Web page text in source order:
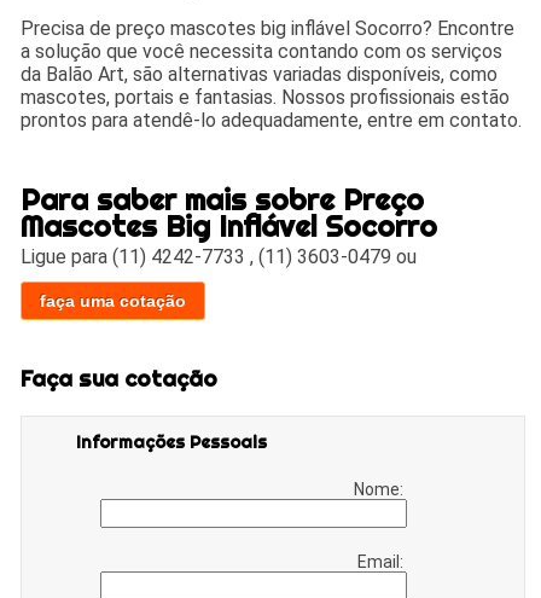
Precisa de preço mascotes big inflável Socorro? Encontre
a solução que você necessita contando com os serviços
da Balão Art, são alternativas variadas disponíveis, como
mascotes, portais e fantasias. Nossos profissionais estão
prontos para atendê-lo adequadamente, entre em contato.
Para saber mais sobre Preço
Mascotes Big Inflável Socorro
Ligue para(11) 4242-7733 ,(11) 3603-0479 ou
faça uma cotação
Faça sua cotação
Informações Pessoais
Nome:
Email: